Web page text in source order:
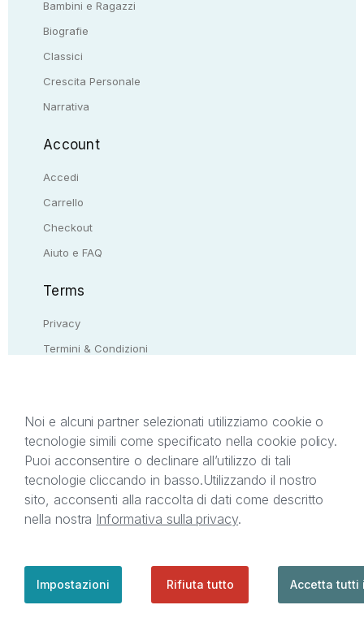
Bambini e Ragazzi
Biografie
Classici
Crescita Personale
Narrativa
Account
Accedi
Carrello
Checkout
Aiuto e FAQ
Terms
Privacy
Termini & Condizioni
Il presente sito web è di proprietà di StreetLib S.r.l.
C.F. e P.IVA 05338720963. StreetLib S.r.l. è
titolare di tutti i diritti di proprietà intellettuale
afferenti ai marchi, loghi e segni distintivi presenti
sul sito web. Si invita l’utente a prendere visione
support@streetlib.com
Noi e alcuni partner selezionati utilizziamo cookie o
tecnologie simili come specificato nella cookie policy.
Puoi acconsentire o declinare all’utilizzo di tali
tecnologie cliccando in basso.Utilizzando il nostro
sito, acconsenti alla raccolta di dati come descritto
nella nostra Informativa sulla privacy.
Impostazioni Rifiuta tutto Accetta tutti